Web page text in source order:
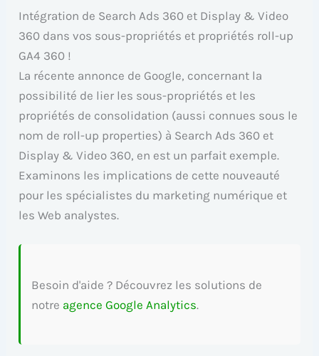
Intégration de Search Ads 360 et Display & Video
360 dans vos sous-propriétés et propriétés roll-up
GA4 360 !
La récente annonce de Google, concernant la
possibilité de lier les sous-propriétés et les
propriétés de consolidation (aussi connues sous le
nom de roll-up properties) à Search Ads 360 et
Display & Video 360, en est un parfait exemple.
Examinons les implications de cette nouveauté
pour les spécialistes du marketing numérique et
les Web analystes.
Besoin d'aide ? Découvrez les solutions de
notre agence Google Analytics.